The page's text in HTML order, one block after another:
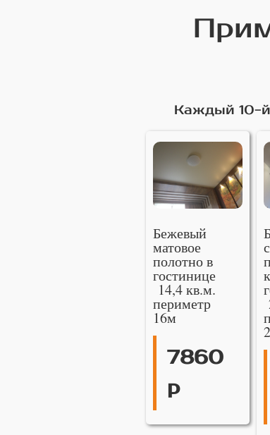
Каждый 10-й
Бежевый
матовое
полотно в
гостинице
14,4 кв.м.
периметр
16м
7860
р